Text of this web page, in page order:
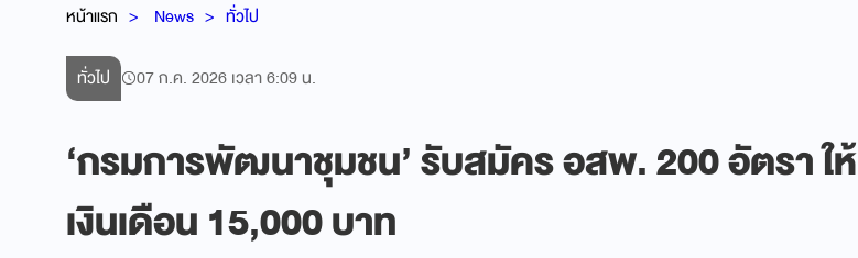
หน้าแรก News ทั่วไป
ทั่วไป 07 ก.ค. 2026 เวลา 6:09 น.
‘กรมการพัฒนาชุมชน’ รับสมัคร อสพ. 200 อัตรา ให้
เงินเดือน 15,000 บาท